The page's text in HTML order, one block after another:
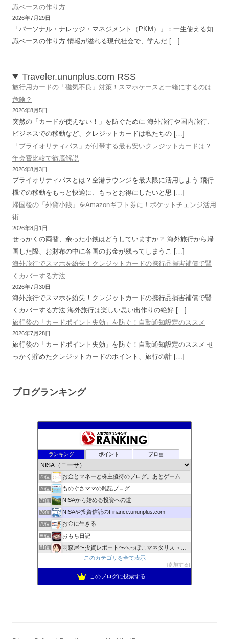
識ベースの作り方
2026年7月29日
「パーソナル・ナレッジ・マネジメント（PKM）」：一生使える知
識ベースの作り方 情報が溢れる現代社会で、学んだ […]
Traveler.ununplus.com RSS
旅行用カードの「磁気不良」対策！スマホケースと一緒にするのは
危険？
2026年8月5日
突然の「カードが使えない！」を防ぐために 海外旅行や国内旅行、
ビジネスでの移動など、クレジットカードは私たちの […]
「プライオリティパス」が付帯する最も安いクレジットカードは？
年会費比較で徹底解説
2026年8月3日
プライオリティパスとは？空港ラウンジを最大限に活用しよう 飛行
機での移動をもっと快適に、もっとお得にしたいと思 […]
帰国後の「外貨小銭」をAmazonギフト券に！ポケットチェンジ活用
術
2026年8月1日
せっかくの両替、余った小銭はどうしていますか？ 海外旅行から帰
国した際、お財布の中に各国のお金が残ってしまうこ […]
海外旅行でスマホを紛失！クレジットカードの携行品損害補償で賢
くカバーする方法
2026年7月30日
海外旅行でスマホを紛失！クレジットカードの携行品損害補償で賢
くカバーする方法 海外旅行は楽しい思い出作りの絶好 […]
旅行後の「カードポイント失効」を防ぐ！自動通知設定のススメ
2026年7月28日
旅行後の「カードポイント失効」を防ぐ！自動通知設定のススメ せ
っかく貯めたクレジットカードのポイント、旅行の計 […]
ブログランキング
ランキング ポイント ブロ画
71位 むねろぐ 〜米国株式・配当再投資でまったりリッチ〜
ぐうたらサラリーマンの資産運用
73位 masalog
74位 NISAとインデックスファンドでらくちん積立投資ブログ！
75位 お金とマネーと株主優待のブログ。あとゲームとホワイト会社転職
76位 ものぐさママの雑記ブログ
77位 NISAから始める投資への道
78位 NISAや投資信託のFinance.ununplus.com
79位 お金に生きる
80位 おもち日記
81位 雨森屋〜投資レポート〜へっぽこマネタリストの投資日記
NISA大百科 〜老後2000万円問題は解決！〜
このカテゴリを全て表示
参加する
このブログに投票する